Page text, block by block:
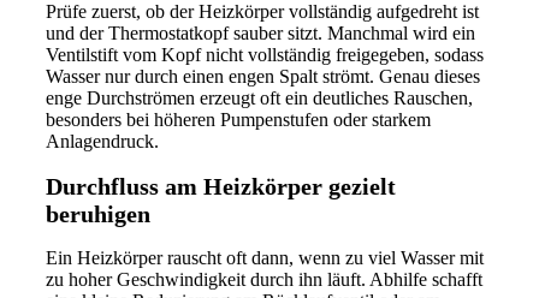
Prüfe zuerst, ob der Heizkörper vollständig aufgedreht ist
und der Thermostatkopf sauber sitzt. Manchmal wird ein
Ventilstift vom Kopf nicht vollständig freigegeben, sodass
Wasser nur durch einen engen Spalt strömt. Genau dieses
enge Durchströmen erzeugt oft ein deutliches Rauschen,
besonders bei höheren Pumpenstufen oder starkem
Anlagendruck.
Durchfluss am Heizkörper gezielt
beruhigen
Ein Heizkörper rauscht oft dann, wenn zu viel Wasser mit
zu hoher Geschwindigkeit durch ihn läuft. Abhilfe schafft